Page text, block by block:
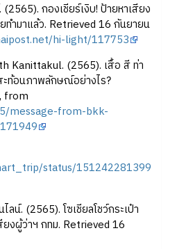
กองเชียร์เงิบ! ป้ายหาเสียง
ทำมาแล้ว. Retrieved 16 กันยายน
hi-light/117753
Kanittakul. (2565). เสื้อ สี ท่า
ะท้อนภาพลักษณ์อย่างไร?
from
message-from-bkk-
status/151242281399
ลน์. (2565). โซเชียลโชว์กระเป๋า
งผู้ว่าฯ กทม. Retrieved 16